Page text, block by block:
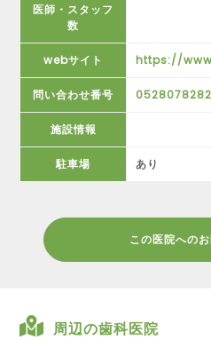
医師・スタッフ
数
webサイト https://
問い合わせ番号 0528078282
施設情報
駐車場 あり
この医院への
周辺の歯科医院